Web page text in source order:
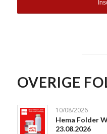
OVERIGE
10/08/2026
Hema Folder
23.08.2026